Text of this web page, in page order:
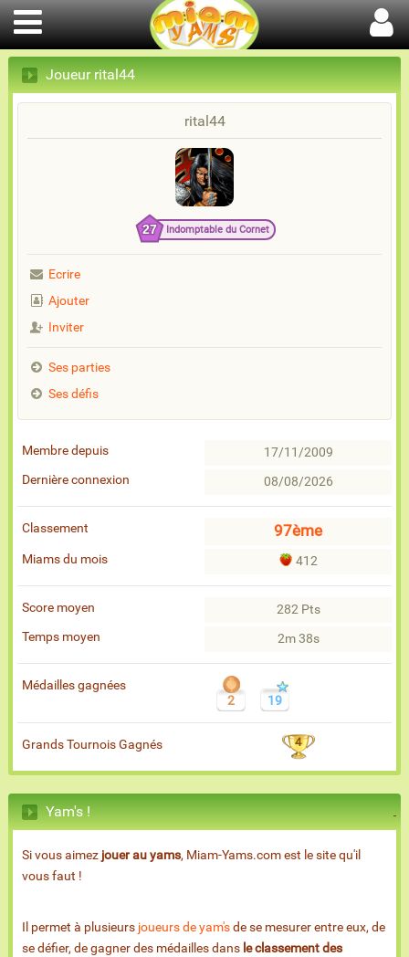
Joueur rital44
rital44
27 Indomptable du Cornet
Ecrire
Ajouter
Inviter
Ses parties
Ses défis
Membre depuis
17/11/2009
Dernière connexion
08/08/2026
Classement 97ème
Miams du mois 412
Score moyen
282 Pts
Temps moyen
2m 38s
Médailles gagnées
2
19
Grands Tournois Gagnés 4
Yam's !
Si vous aimez jouer au yams, Miam-Yams.com est le site qu'il
vous faut !
Il permet à plusieurs joueurs de yam'sde se mesurer entre eux, de
se défier, de gagner des médailles dans le classement des